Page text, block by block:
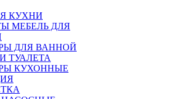
КУХНИ
МЕБЕЛЬ ДЛЯ
ДЛЯ ВАННОЙ
ТУАЛЕТА
КУХОННЫЕ